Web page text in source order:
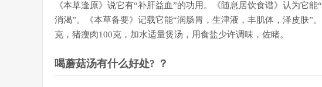
《本草逢原》说它有“补肝益血”的功用。《随息居饮食谱》认为它
消渴”。《本草备要》记载它能“润肠胃，生津液，丰肌体，泽皮肤”
克，猪瘦肉100克，加水适量煲汤，用食盐少许调味，佐睹。
喝蘑菇汤有什么好处? ？